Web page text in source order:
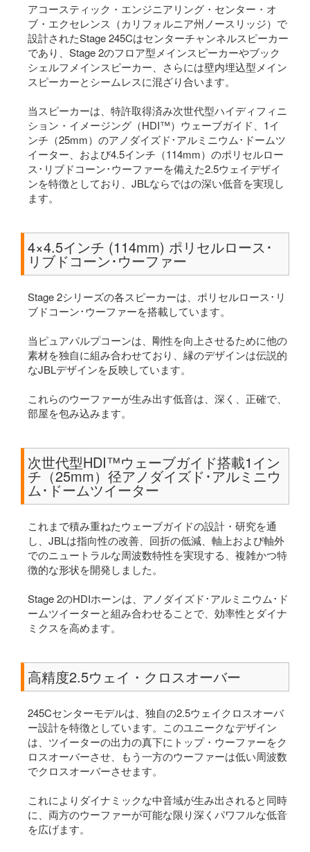
アコースティック・エンジニアリング・センター・オ
ブ・エクセレンス（カリフォルニア州ノースリッジ）で
設計されたStage 245Cはセンターチャンネルスピーカー
であり、Stage 2のフロア型メインスピーカーやブック
シェルフメインスピーカー、さらには壁内埋込型メイン
スピーカーとシームレスに混ざり合います。
当スピーカーは、特許取得済み次世代型ハイディフィニ
ション・イメージング（HDI™）ウェーブガイド、1イ
ンチ（25mm）のアノダイズド･アルミニウム･ドームツ
イーター、および4.5インチ（114mm）のポリセルロー
ス･リブドコーン･ウーファーを備えた2.5ウェイデザイ
ンを特徴としており、JBLならではの深い低音を実現し
ます。
4×4.5インチ (114mm) ポリセルロース･
リブドコーン･ウーファー
Stage 2シリーズの各スピーカーは、ポリセルロース･リ
ブドコーン･ウーファーを搭載しています。
当ピュアパルプコーンは、剛性を向上させるために他の
素材を独自に組み合わせており、縁のデザインは伝説的
なJBLデザインを反映しています。
これらのウーファーが生み出す低音は、深く、正確で、
部屋を包み込みます。
次世代型HDI™ウェーブガイド搭載1イン
チ（25mm）径アノダイズド･アルミニウ
ム･ドームツイーター
これまで積み重ねたウェーブガイドの設計・研究を通
し、JBLは指向性の改善、回折の低減、軸上および軸外
でのニュートラルな周波数特性を実現する、複雑かつ特
徴的な形状を開発しました。
Stage 2のHDIホーンは、アノダイズド･アルミニウム･ド
ームツイーターと組み合わせることで、効率性とダイナ
ミクスを高めます。
高精度2.5ウェイ・クロスオーバー
245Cセンターモデルは、独自の2.5ウェイクロスオーバ
ー設計を特徴としています。このユニークなデザイン
は、ツイーターの出力の真下にトップ・ウーファーをク
ロスオーバーさせ、もう一方のウーファーは低い周波数
でクロスオーバーさせます。
これによりダイナミックな中音域が生み出されると同時
に、両方のウーファーが可能な限り深くパワフルな低音
を広げます。